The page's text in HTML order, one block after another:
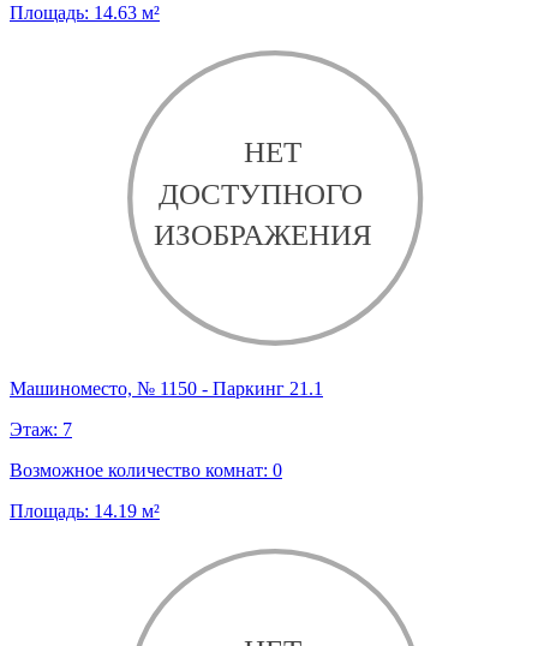
Площадь: 14.63 м²
Машиноместо, № 1150 - Паркинг 21.1
Этаж: 7
Возможное количество комнат: 0
Площадь: 14.19 м²